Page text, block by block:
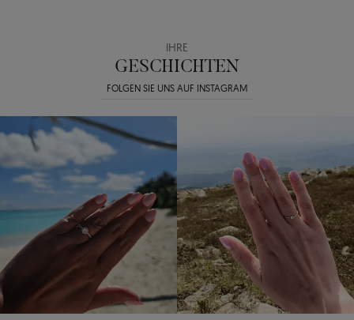
IHRE
GESCHICHTEN
FOLGEN SIE UNS AUF INSTAGRAM